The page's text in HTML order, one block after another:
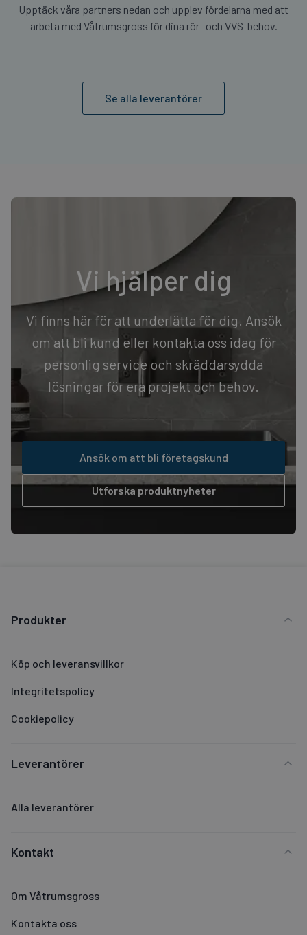
Upptäck våra partners nedan och upplev fördelarna med att
arbeta med Våtrumsgross för dina rör- och VVS-behov.
Se alla leverantörer
Vi hjälper dig
Vi finns här för att underlätta för dig. Ansök
om att bli kund eller kontakta oss idag för
personlig service och skräddarsydda
lösningar för era projekt och behov.
Ansök om att bli företagskund
Utforska produktnyheter
Produkter
Köp och leveransvillkor
Integritetspolicy
Cookiepolicy
Leverantörer
Alla leverantörer
Kontakt
Om Våtrumsgross
Kontakta oss